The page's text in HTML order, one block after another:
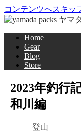
コンテンツへスキッ
Home
Gear
Blog
Store
2023年釣行
和川編
登山